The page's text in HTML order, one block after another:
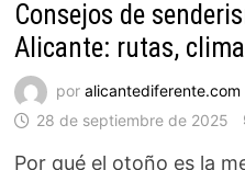
Consejos de
Alicante: rutas,
por alicantediferente.com
28 de septiembre de 2025
Por qué el otoño es la